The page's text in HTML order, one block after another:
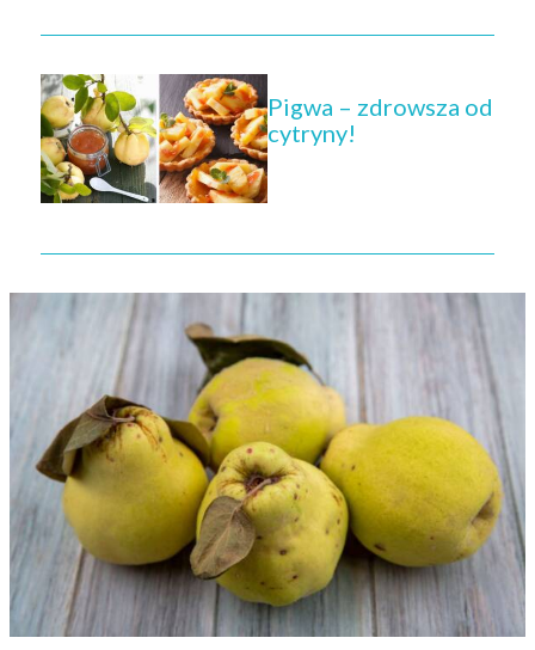
Pigwa – zdrowsza od
cytryny!